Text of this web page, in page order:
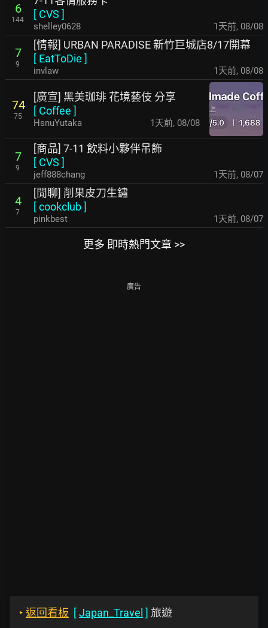
6
144
[ CVS ]
shelley0628 1天前, 08/08
7
9
[情報] URBAN PARADISE 新竹巨城店8/17開幕
[ EatToDie ]
invlaw 1天前, 08/08
74
75
[廣宣] 黑美珈琲 花境藝伎 分享
[ Coffee ]
HsnuYutaka 1天前, 08/08
7
9
[商品] 7-11 飲料小夥伴吊飾
[ CVS ]
jeff888chang 1天前, 08/07
4
7
[閒聊] 削果皮刀生鏽
[cookclub]
pinkbest 1天前, 08/07
更多 即時熱門文章 >>
廣告
‣ 返回看板 [Japan_Travel ] 旅遊